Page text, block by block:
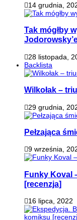
14 grudnia,
Tak mógłby
28 listopada,
Backlista
Wilkołak –
29 grudnia,
Pełzająca
9 września,
Funky Koval
[recenzja]
16 lipca, 2022